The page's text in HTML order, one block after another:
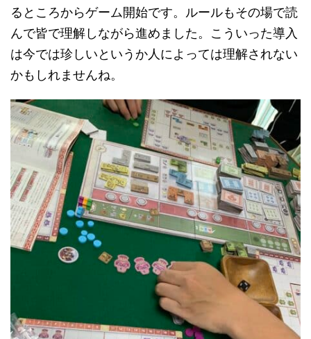
るところからゲーム開始です。ルールもその場で読
んで皆で理解しながら進めました。こういった導入
は今では珍しいというか人によっては理解されない
かもしれませんね。